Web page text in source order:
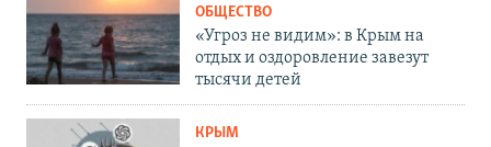
ОБЩЕСТВО
«Угроз не видим»: в Крым на
отдых и оздоровление завезут
тысячи детей
КРЫМ